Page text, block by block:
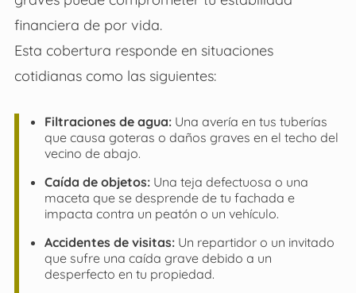
financiera de por vida.
Esta cobertura responde en situaciones
cotidianas como las siguientes:
Filtraciones de agua:Una avería en tus tuberías
que causa goteras o daños graves en el techo del
vecino de abajo.
Caída de objetos:Una teja defectuosa o una
maceta que se desprende de tu fachada e
impacta contra un peatón o un vehículo.
Accidentes de visitas:Un repartidor o un invitado
que sufre una caída grave debido a un
desperfecto en tu propiedad.